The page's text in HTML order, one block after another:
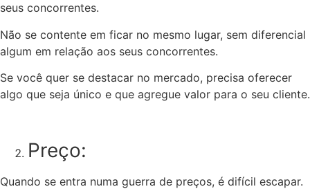
seus concorrentes.
Não se contente em ficar no mesmo lugar, sem diferencial
algum em relação aos seus concorrentes.
Se você quer se destacar no mercado, precisa oferecer
algo que seja único e que agregue valor para o seu cliente.
Preço:
Quando se entra numa guerra de preços, é difícil escapar.